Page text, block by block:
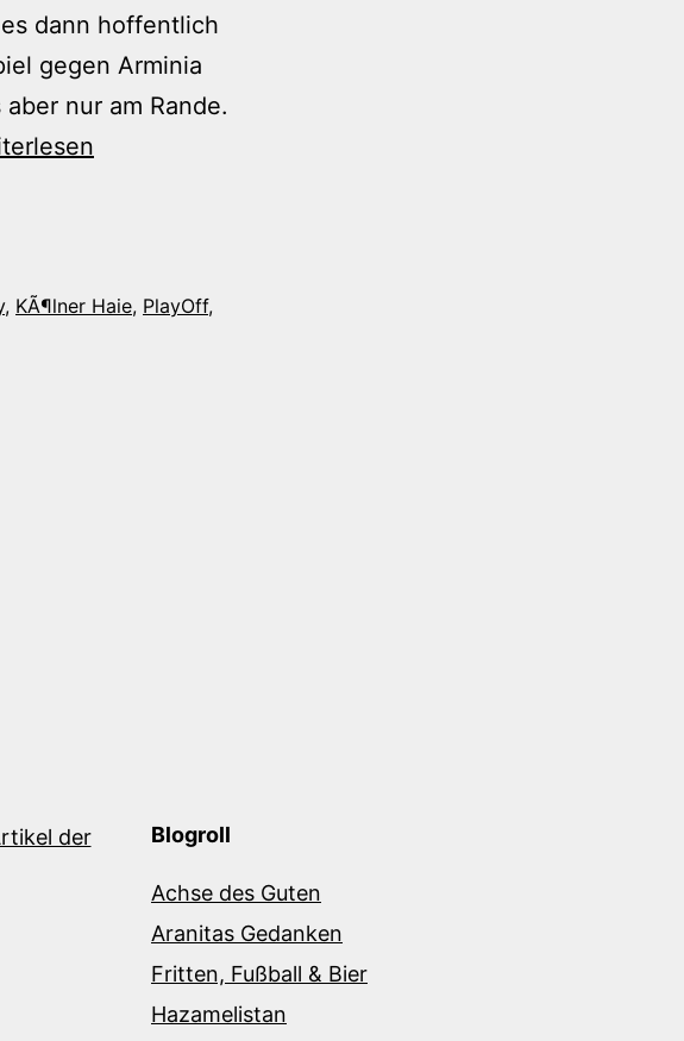
dann hoffentlich
gegen Arminia
nur am Rande.
, KÃ¶lner Haie, PlayOff,
Blogroll
Achse des Guten
Aranitas Gedanken
Fritten, Fußball & Bier
Hazamelistan